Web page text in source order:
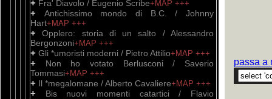
+ Fra' Diavolo / Eugenio Scribe+MAP +++
+ Antichissimo mondo di B.C. / Johnny
Hart+MAP +++
+Opplero: storia di un salto / Alessandro
Bergonzoni+MAP +++
+ Gli *umoristi moderni / Pietro Attilio+MAP +++
+
Non ho votato Berlusconi / Saverio
Tommasi+MAP +++
+ Il *megalomane / Alberto Cavaliere+MAP +++
+
Bis nuovi momenti catartici / Flavio
passa a